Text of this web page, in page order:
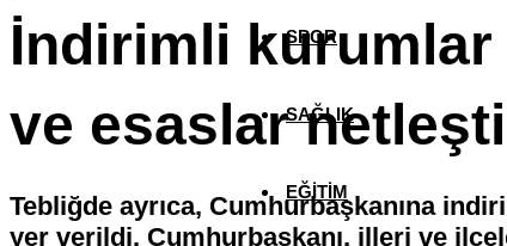
SPOR
SAĞLIK
EĞİTİM
İndirimli kurumlar
ve esaslar netleşti
Tebliğde ayrıca, Cumhurbaşkanına
yer verildi. Cumhurbaşkanı, illeri ve